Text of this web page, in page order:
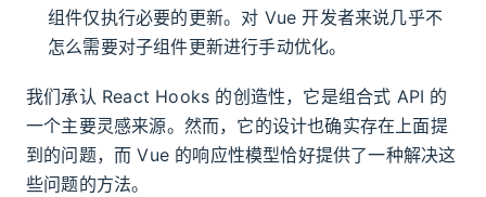
组件仅执行必要的更新。对 Vue 开发者来说几乎不
怎么需要对子组件更新进行手动优化。
我们承认 React Hooks 的创造性，它是组合式 API 的
一个主要灵感来源。然而，它的设计也确实存在上面提
到的问题，而 Vue 的响应性模型恰好提供了一种解决这
些问题的方法。